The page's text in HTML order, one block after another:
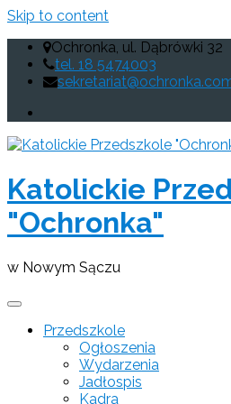
Skip to content
Ochronka, ul. Dąbrówki 32
tel. 18 5474003
Katolickie
"Ochronka"
w Nowym Sączu
Przedszkole
Ogłoszenia
Wydarzenia
Jadłospis
Kadra